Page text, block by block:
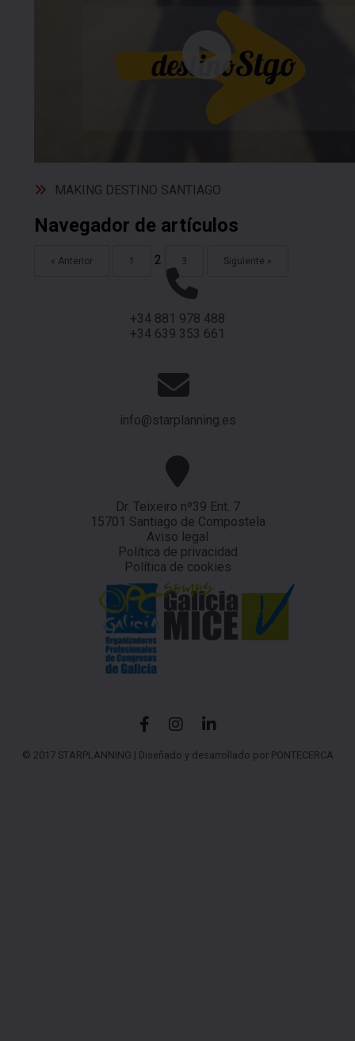
MAKING DESTINO SANTIAGO
Navegador de artículos
« Anterior 1 2 3 Siguiente »
+34 881 978 488
+34 639 353 661
info@starplanning.es
Dr. Teixeiro nº39 Ent. 7
15701 Santiago de Compostela
Aviso legal
Política de privacidad
Política de cookies
© 2017 STARPLANNING | Diseñado y desarrollado por PONTECERCA